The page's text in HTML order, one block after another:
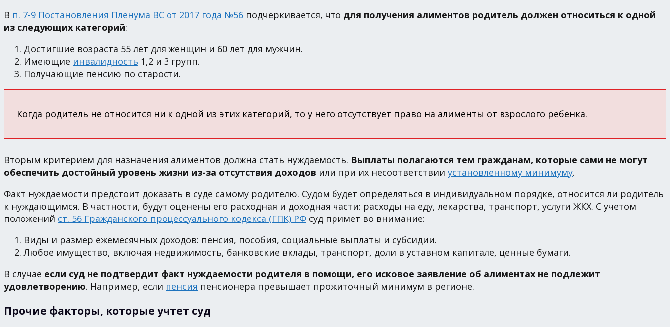
В п. 7-9 Постановления Пленума ВС от 2017 года №56 подчеркивается, что для получения алиментов родитель должен относиться к одной
из следующих категорий:
Достигшие возраста 55 лет для женщин и 60 лет для мужчин.
Имеющие инвалидность 1,2 и 3 групп.
Получающие пенсию по старости.
Когда родитель не относится ни к одной из этих категорий, то у него отсутствует право на алименты от взрослого ребенка.
Вторым критерием для назначения алиментов должна стать нуждаемость. Выплаты полагаются тем гражданам, которые сами не могут
обеспечить достойный уровень жизни из-за отсутствия доходов или при их несоответствии установленному минимуму.
Факт нуждаемости предстоит доказать в суде самому родителю. Судом будет определяться в индивидуальном порядке, относится ли родитель
к нуждающимся. В частности, будут оценены его расходная и доходная части: расходы на еду, лекарства, транспорт, услуги ЖКХ. С учетом
положений ст. 56 Гражданского процессуального кодекса (ГПК) РФ суд примет во внимание:
Виды и размер ежемесячных доходов: пенсия, пособия, социальные выплаты и субсидии.
Любое имущество, включая недвижимость, банковские вклады, транспорт, доли в уставном капитале, ценные бумаги.
В случае если суд не подтвердит факт нуждаемости родителя в помощи, его исковое заявление об алиментах не подлежит
удовлетворению. Например, если пенсия пенсионера превышает прожиточный минимум в регионе.
Прочие факторы, которые учтет суд